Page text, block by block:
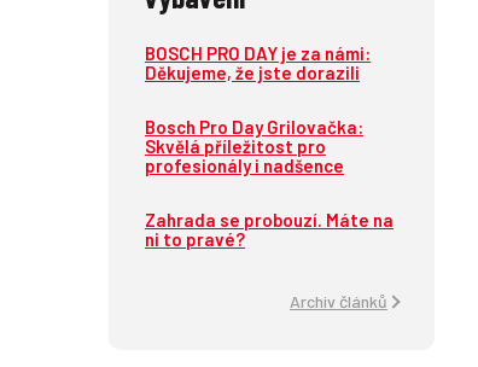
BOSCH PRO DAY je za námi:
Děkujeme, že jste dorazili
Bosch Pro Day Grilovačka:
Skvělá příležitost pro
profesionály i nadšence
Zahrada se probouzí. Máte na
ni to pravé?
Archiv článků